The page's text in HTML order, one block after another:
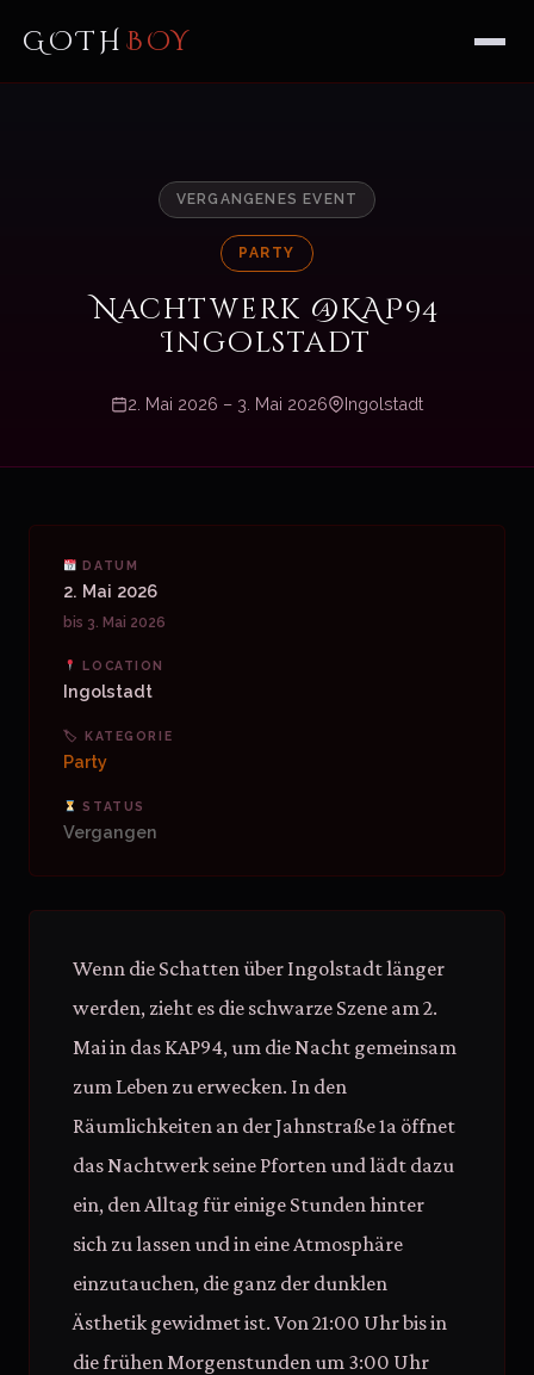
GOTH BOY
VERGANGENES EVENT
PARTY
Nachtwerk @KAP94
Ingolstadt
2. Mai 2026 – 3. Mai 2026 Ingolstadt
DATUM
2. Mai 2026
bis 3. Mai 2026
LOCATION
Ingolstadt
🏷 KATEGORIE
Party
STATUS
Vergangen
Wenn die Schatten über Ingolstadt länger
werden, zieht es die schwarze Szene am 2.
Mai in das KAP94, um die Nacht gemeinsam
zum Leben zu erwecken. In den
Räumlichkeiten an der Jahnstraße 1a öffnet
das Nachtwerk seine Pforten und lädt dazu
ein, den Alltag für einige Stunden hinter
sich zu lassen und in eine Atmosphäre
einzutauchen, die ganz der dunklen
Ästhetik gewidmet ist. Von 21:00 Uhr bis in
die frühen Morgenstunden um 3:00 Uhr